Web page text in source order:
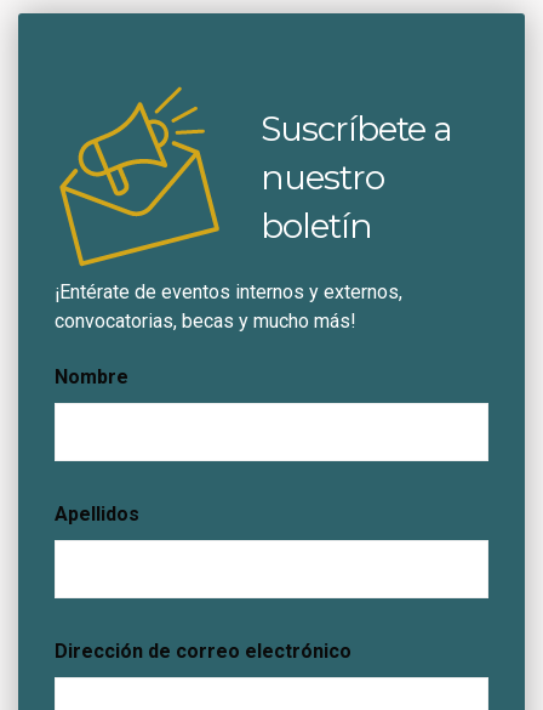
Suscríbete a
nuestro
boletín
¡Entérate de eventos internos y externos,
convocatorias, becas y mucho más!
Nombre
Apellidos
Dirección de correo electrónico